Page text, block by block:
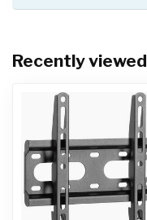
Recently viewed